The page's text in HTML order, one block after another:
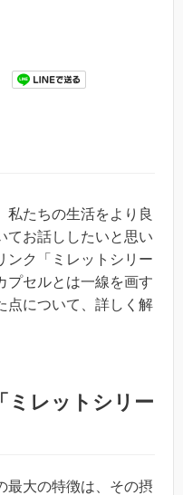
私たちの生活をより良
てお話ししたいと思い
ンク「ミレットシリー
プセルとは一線を画す
点について、詳しく解
ミレットシリー
最大の特徴は、その摂